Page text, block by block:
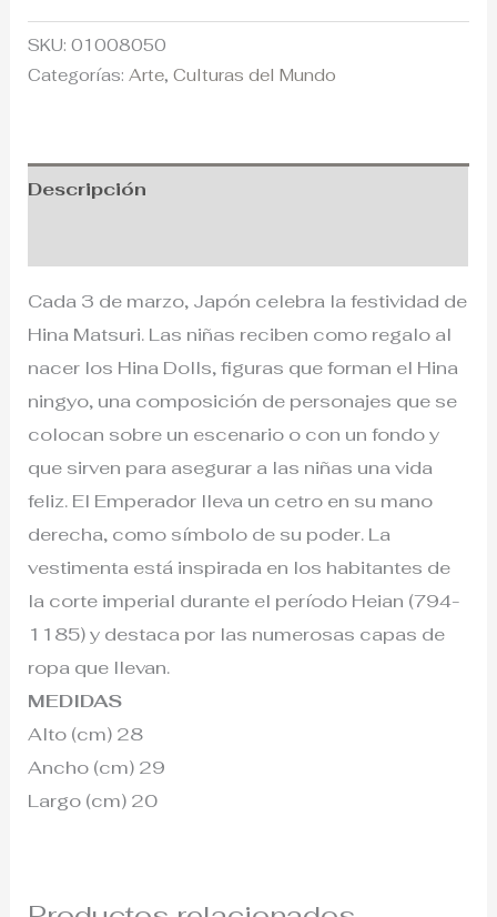
SKU:01008050
Categorías:Arte,Culturas del Mundo
Descripción
Cada 3 de marzo, Japón celebra la festividad de
Hina Matsuri. Las niñas reciben como regalo al
nacer los Hina Dolls, figuras que forman el Hina
ningyo, una composición de personajes que se
colocan sobre un escenario o con un fondo y
que sirven para asegurar a las niñas una vida
feliz. El Emperador lleva un cetro en su mano
derecha, como símbolo de su poder. La
vestimenta está inspirada en los habitantes de
la corte imperial durante el período Heian (794-
1185) y destaca por las numerosas capas de
ropa que llevan.
MEDIDAS
Alto (cm) 28
Ancho (cm) 29
Largo (cm) 20